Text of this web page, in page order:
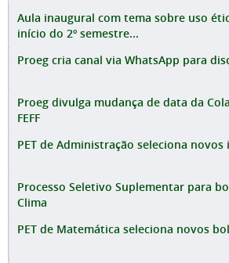
Aula inaugural com tema sobre uso
início do 2º semestre...
Proeg cria canal via WhatsApp para
Proeg divulga mudança de data da
FEFF
PET de Administração seleciona
Processo Seletivo Suplementar para
Clima
PET de Matemática seleciona novos